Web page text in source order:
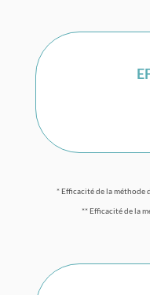
* Efficacité de la méthode
** Efficacité de la